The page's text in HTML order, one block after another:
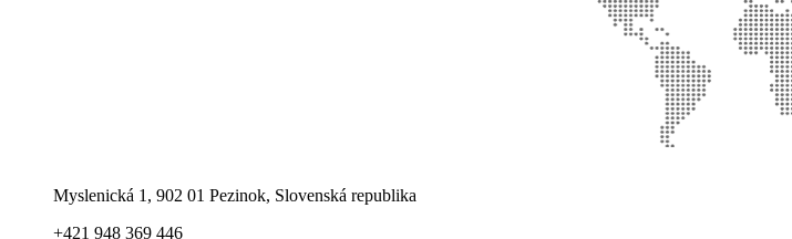
Myslenická 1, 902 01 Pezinok, Slovenská republika
+421 948 369 446